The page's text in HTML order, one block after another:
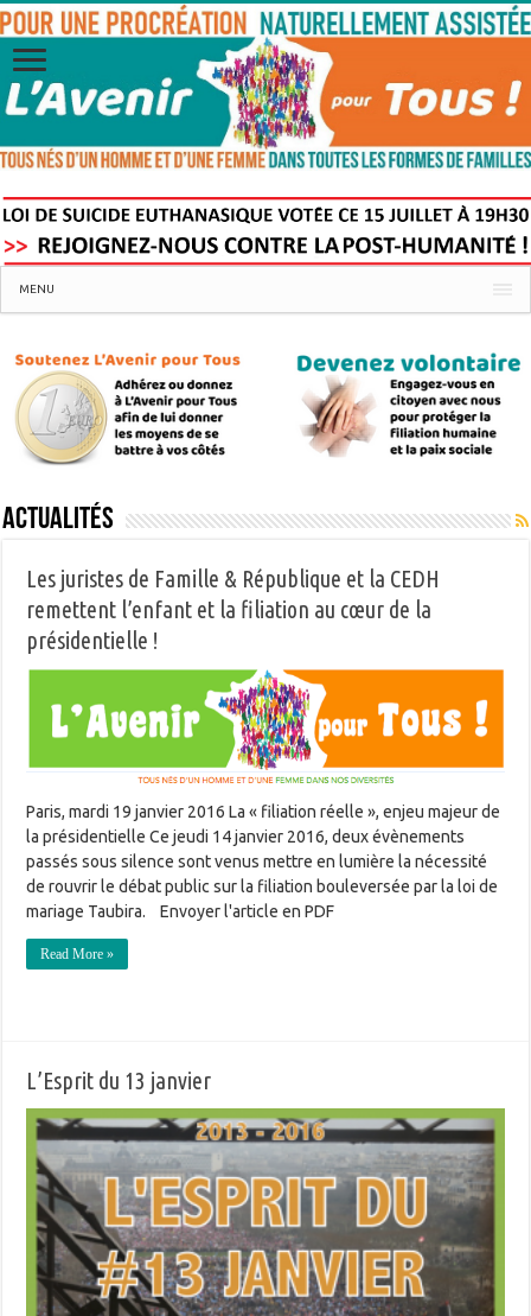
MENU
Actualités
Les juristes de Famille & République et la CEDH
remettent l’enfant et la filiation au cœur de la
présidentielle !
Paris, mardi 19 janvier 2016 La « filiation réelle », enjeu majeur de
la présidentielle Ce jeudi 14 janvier 2016, deux évènements
passés sous silence sont venus mettre en lumière la nécessité
de rouvrir le débat public sur la filiation bouleversée par la loi de
mariage Taubira. Envoyer l'article en PDF
Read More »
L’Esprit du 13 janvier